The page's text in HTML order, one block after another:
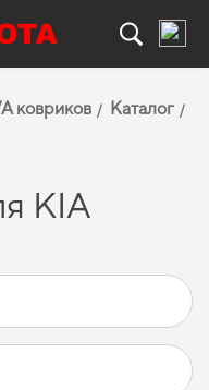
ковриков
Каталог
KIA